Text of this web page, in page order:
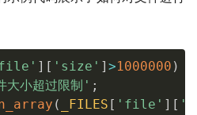
] [ 'size' ] >1000000 )
大小超过限制' ;
( _FILES [ 'file' ] [